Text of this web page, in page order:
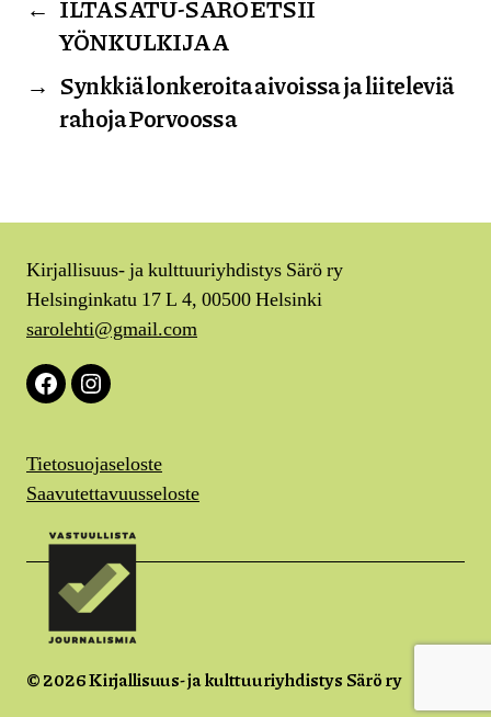
← ILTASATU-SÄRÖ ETSII
YÖNKULKIJAA
→ Synkkiä lonkeroita aivoissa ja liiteleviä
rahoja Porvoossa
Kirjallisuus- ja kulttuuriyhdistys Särö ry
Helsinginkatu 17 L 4, 00500 Helsinki
sarolehti@gmail.com
FacebookInstagram
Tietosuojaseloste
Saavutettavuusseloste
© 2026Kirjallisuus- ja kulttuuriyhdistys Särö ry